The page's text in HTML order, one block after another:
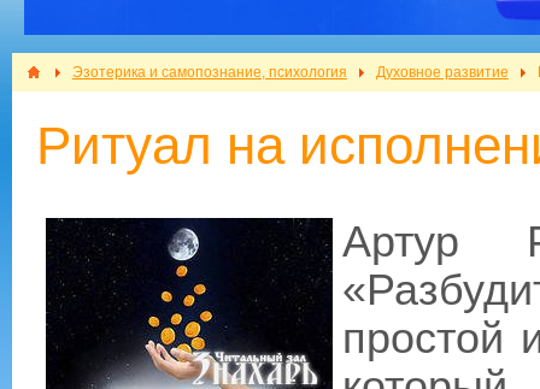
Эзотерика и самопознание, психология Духовное развитие
Ритуал на
Артур
простой